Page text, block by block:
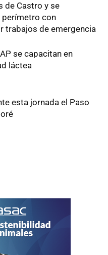
de Castro y se
perímetro con
trabajos de emergencia
se capacitan en
láctea
esta jornada el Paso